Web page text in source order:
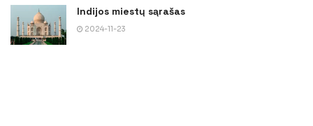
Indijos miestų sąrašas
2024-11-23